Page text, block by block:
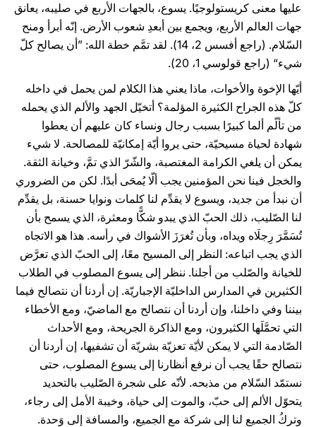
عليها معنى كريستولوجيًا. يسوع، بالجهات الأربع في صليبه، يعانق
جهات العالم الأربع، ويجمع بين أبعدِ شعوب الأرض. إنّه أبرأ ومنح
السّلام. (راجع أفسس 2، 14). لقد تمَّم خطة الله: ”أن يصالح كلّ
شيء“ (راجع قولوسي 1، 20).
أيّها الإخوة والأخوات، ماذا يعني هذا الكلام لمن يحمل في داخله
كلّ هذه الجراح الكثيرة المؤلمة؟ أتخيّل الجهد والألم الذي يحمله
من تألّم ألما كبيرًا بسبب رجال ونساء كان عليهم أن يعطوا
شهادة لحياة مسيحيّة، حتى يروا أيّة إمكانيّة للمصالحة. لا شيء
يمكن أن يلغي الكرامة المغتصبة، والشّرّ الذي تمَّ، وخيانة الثقة.
والخجل فينا نحن المؤمنين يجب ألّا يُمحَى أبدًا. لكن من الضروري
أن نبدأ من جديد، ويسوع لا يقدِّم لنا كلمات ونوايا حسنة، بل يقدِّم
لنا الصّليب، ذلك الحبّ الذي يبدو شكًّا ومعثرة، الذي يسمح بأن
تُسَمَّرَ رِجلَاه ويداه، وبأن تُغرَزَ الأشواك في رأسه. هذا هو الاتجاه
الذي يجب اتباعه: النظر إلى المسيح معًا، إلى الحبّ الذي تعرَّض
للخيانة والصّلب من أجلنا. ننظر إلى يسوع المصلوب في الطلاب
الكثيرين في المدارس الداخليّة الإجباريّة. إن أردنا أن نتصالح فيما
بيننا وفي داخلنا، وإن أردنا أن نتصالح مع الماضيّ، ومع الأخطاء
التي تحمَّلَها الكثيرون، ومع الذاكرة الجريحة، ومع الأحداث
الصّادمة التي لا يمكن لأيّة تعزيّة بشريّة أن تشفيها، إن أردنا أن
نتصالح حقًا يجب أن نرفع أنظارنا إلى يسوع المصلوب، حتى
نستمّد السّلام من مذبحه. لأنّه على شجرة الصّليب بالتحديد
يتحوّل الألم إلى حبّ، والموت إلى حياة، وخيبة الأمل إلى رجاء،
وتركُ الجميع لنا إلى شركة مع الجميع، والمسافة إلى وَحدة.